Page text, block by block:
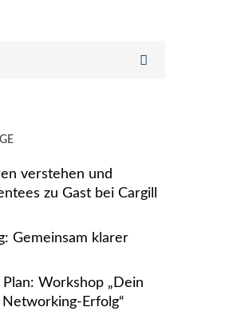
verstehen und
zu Gast bei Cargill
Gemeinsam klarer
Workshop „Dein
Erfolg“